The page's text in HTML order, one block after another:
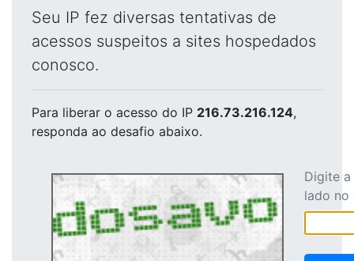
Seu IP fez diversas tentativas de
acessos suspeitos a sites hospedados
conosco.
Para liberar o acesso do IP 216.73.216.124,
responda ao desafio abaixo.
Digite
lado no